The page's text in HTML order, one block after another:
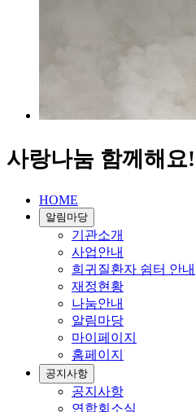
사랑나눔 함께해요!
HOME
알림마당
기관소개
사업안내
희귀질환자 쉼터 안내
재정현황
나눔안내
알림마당
마이페이지
홈페이지
공지사항
공지사항
연합회소식